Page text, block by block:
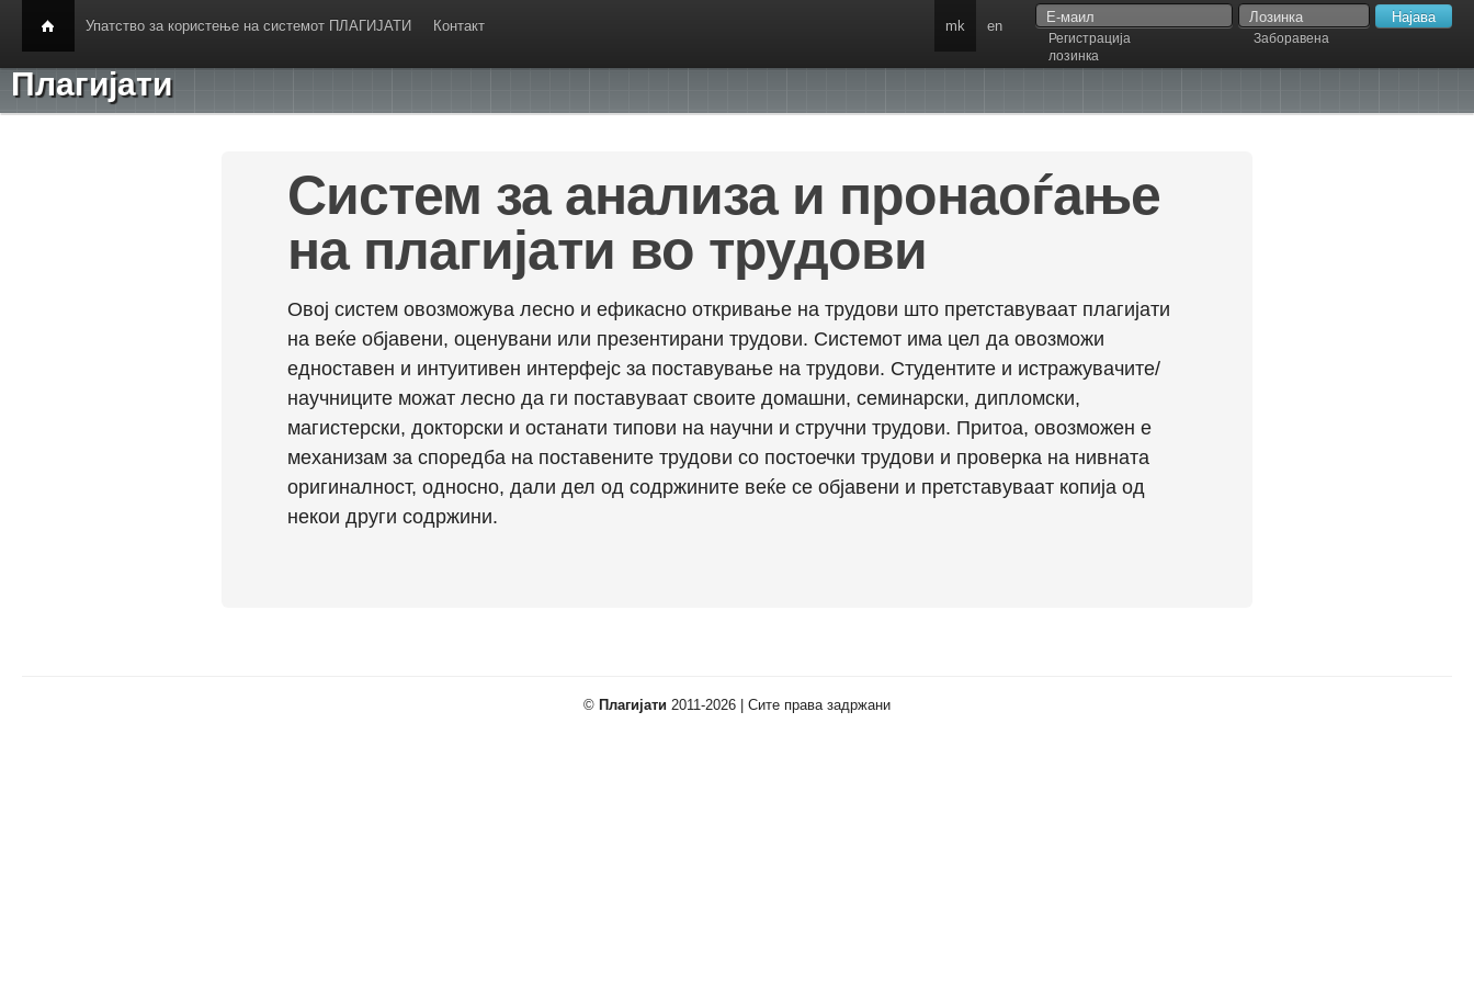
Упатство за користење на системот ПЛАГИЈАТИ Контакт
Регистрација
Заборавена
лозинка
mk en
Плагијати
Систем за анализа и пронаоѓање
на плагијати во трудови
Овој систем овозможува лесно и ефикасно откривање на трудови што претставуваат плагијати
на веќе објавени, оценувани или презентирани трудови. Системот има цел да овозможи
едноставен и интуитивен интерфејс за поставување на трудови. Студентите и истражувачите/
научниците можат лесно да ги поставуваат своите домашни, семинарски, дипломски,
магистерски, докторски и останати типови на научни и стручни трудови. Притоа, овозможен е
механизам за споредба на поставените трудови со постоечки трудови и проверка на нивната
оригиналност, односно, дали дел од содржините веќе се објавени и претставуваат копија од
некои други содржини.
© Плагијати 2011-2026 | Сите права задржани